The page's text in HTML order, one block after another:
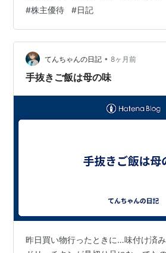
放してしまいました💧 なんと、旧ウ
る 5,000円相当が100株に割当 開示
く急落 なんと、旧ウエルシアHDを
当が100株に割当こちらの開示文書
待比較…
#株主優待 #日記
てんちゃんの日記 • 8ヶ月前
手抜きご飯は母の味
昨日買い物行ったときに…味付け済